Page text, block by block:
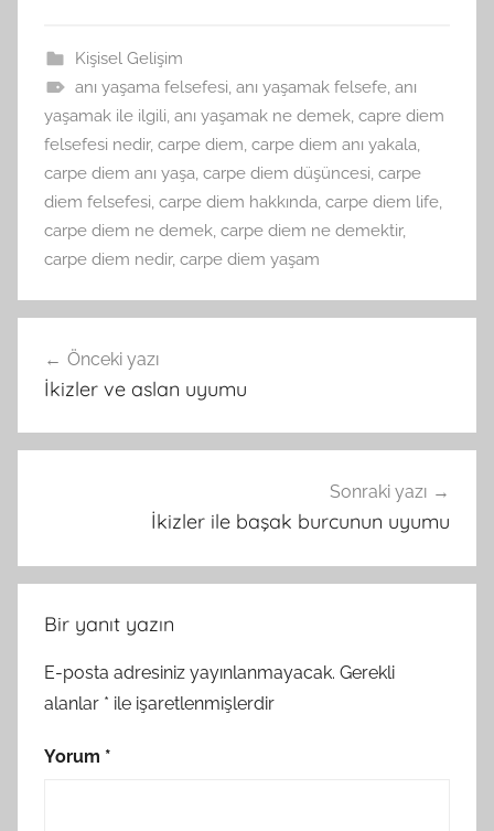
Kişisel Gelişim
anı yaşama felsefesi, anı yaşamak felsefe, anı
yaşamak ile ilgili, anı yaşamak ne demek, capre diem
felsefesi nedir, carpe diem, carpe diem anı yakala,
carpe diem anı yaşa, carpe diem düşüncesi, carpe
diem felsefesi, carpe diem hakkında, carpe diem life,
carpe diem ne demek, carpe diem ne demektir,
carpe diem nedir, carpe diem yaşam
gezinmesi
Önceki yazı
İkizler ve aslan uyumu
Sonraki yazı
İkizler ile başak burcunun uyumu
Bir yanıt yazın
E-posta adresiniz yayınlanmayacak. Gerekli
alanlar * ile işaretlenmişlerdir
Yorum *